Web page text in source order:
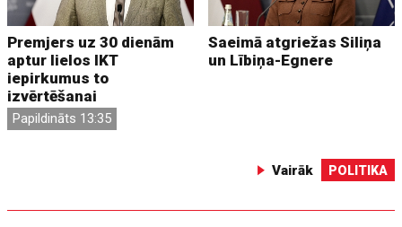
Premjers uz 30 dienām
aptur lielos IKT
iepirkumus to
izvērtēšanai
Papildināts 13:35
Saeimā atgriežas Siliņa
un Lībiņa-Egnere
Vairāk POLITIKA